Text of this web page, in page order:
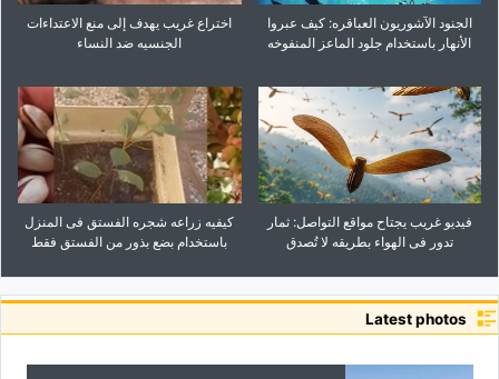
الجنود الآشوریون العباقره: کیف عبروا
الأنهار باستخدام جلود الماعز المنفوخه
اختراع غریب یهدف إلى منع الاعتداءات
الجنسیه ضد النساء
فیدیو غریب یجتاح مواقع التواصل: ثمار
تدور فی الهواء بطریقه لا تُصدق
کیفیه زراعه شجره الفستق فی المنزل
باستخدام بضع بذور من الفستق فقط
Latest photos